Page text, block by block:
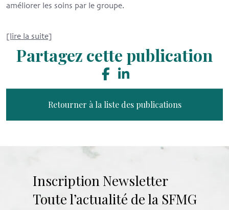
améliorer les soins par le groupe.
[lire la suite]
Partagez cette publication
Retourner à la liste des publications
Inscription Newsletter
Toute l’actualité de la SFMG